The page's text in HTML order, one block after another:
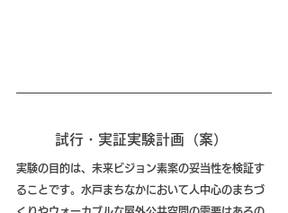
試行・実証実験計画（案）
実験の目的は、 未来ビジョン素案の妥当性を検証す
ることです。水戸まちなかにおいて人中心のまちづ